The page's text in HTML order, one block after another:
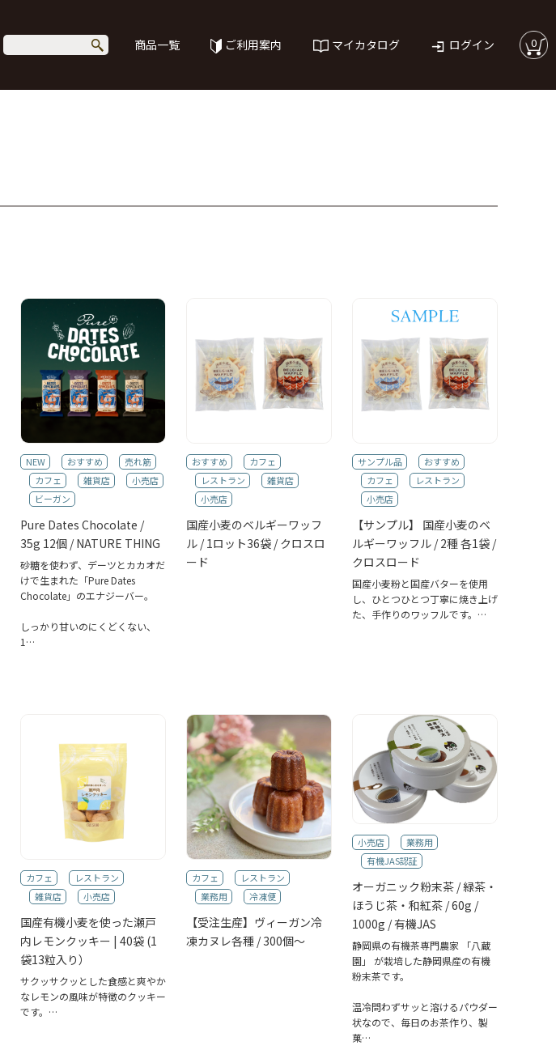
商品一覧 ご利用案内 マイカタログ ログイン 0
NEW おすすめ
売れ筋
カフェ
雑貨店
小売店
ビーガン
Pure Dates Chocolate /
35g 12個 / NATURE THING
砂糖を使わず、デーツとカカオだ
けで生まれた「Pure Dates
Chocolate」のエナジーバー。
しっかり甘いのにくどくない、
1…
おすすめ
カフェ
レストラン
雑貨店
小売店
国産小麦のベルギーワッフ
ル / 1ロット36袋 / クロスロ
ード
サンプル品
おすすめ
カフェ
レストラン
小売店
【サンプル】 国産小麦のベ
ルギーワッフル / 2種 各1袋 /
クロスロード
国産小麦粉と国産バターを使用
し、ひとつひとつ丁寧に焼き上げ
た、手作りのワッフルです。…
カフェ
レストラン
雑貨店
小売店
国産有機小麦を使った瀬戸
内レモンクッキー | 40袋 (1
袋13粒入り）
サクッサクッとした食感と爽やか
なレモンの風味が特徴のクッキー
です。…
カフェ
レストラン
業務用
冷凍便
【受注生産】ヴィーガン冷
凍カヌレ各種 / 300個～
小売店
業務用
有機JAS認証
オーガニック粉末茶 / 緑茶・
ほうじ茶・和紅茶 / 60g /
1000g / 有機JAS
静岡県の有機茶専門農家 「八蔵
園」 が栽培した静岡県産の有機
粉末茶です。
温冷問わずサッと溶けるパウダー
状なので、毎日のお茶作り、製
菓…